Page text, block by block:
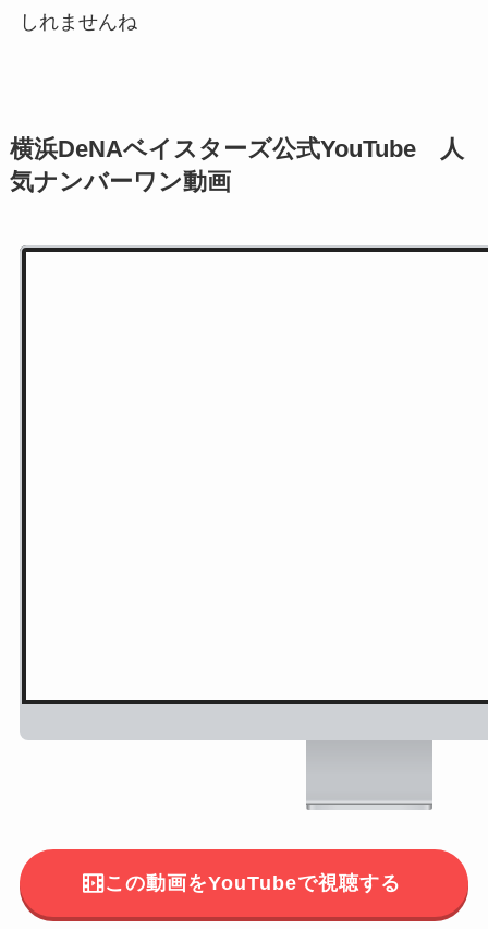
しれませんね
横浜DeNAベイスターズ公式YouTube 人
気ナンバーワン動画
この動画をYouTubeで視聴する